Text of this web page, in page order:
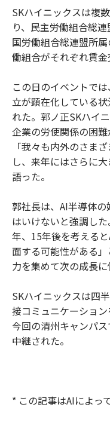
SKハイニックスは複
り、民主労働組合総
国労働組合総連盟所
働組合がそれぞれ賃金
この日のイベントで
立が顕在化している
れた。郭ノ正SKハイ
企業の労使関係の困難
「我々も内外のさま
し、来年にはさらに
語った。
郭社長は、AI半導体
はいけないと強調し
年、15年後を考える
面する可能性がある
力を集めて次の成長
SKハイニックスは四
接コミュニケーション
今回の清州キャンパ
中継された。
* この記事はAIによっ